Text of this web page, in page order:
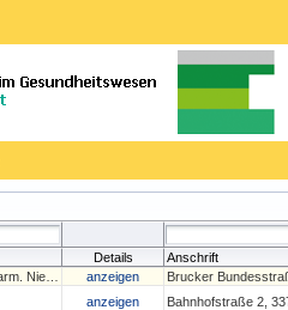
Details Anschrift
anzeigen Brucker
anzeigen Bahnhofstraße 2,